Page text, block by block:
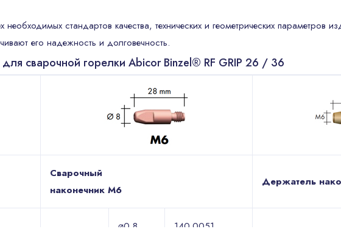
стандартов качества, технических и геометрических параметров
его надежность и долговечность.
сварочной горелки Abicor Binzel® RF GRIP 26 / 36
Сварочный
наконечник M6
Держатель
⌀0,8
140.0051